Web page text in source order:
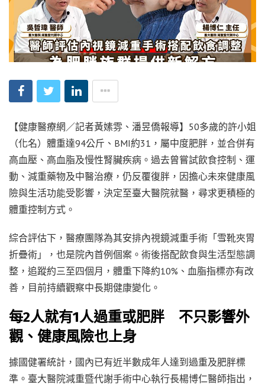
【健康醫療網／記者黃嫊雰、潘昱僑報導】50多歲的許小姐
（化名）體重達94公斤、BMI約31，屬中度肥胖，並合併有
高血壓、高血脂及慢性腎臟疾病。過去曾嘗試飲食控制、運
動、減重藥物及中醫治療，仍反覆復胖，因擔心未來健康風
險與生活功能受影響，決定至臺大醫院就醫，尋求更積極的
體重控制方式。
綜合評估下，醫療團隊為其安排內視鏡減重手術「雪靴夾胃
折疊術」，也是院內首例個案。術後搭配飲食與生活型態調
整，追蹤約三至四個月，體重下降約10%、血脂指標亦有改
善，目前持續觀察中長期健康變化。
每2人就有1人過重或肥胖 不只影響外
觀、健康風險也上身
據國健署統計，國內已有近半數成年人達到過重及肥胖標
準。臺大醫院減重暨代謝手術中心執行長楊博仁醫師指出，